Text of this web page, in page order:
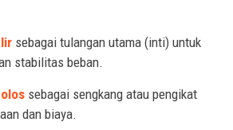
sebagai tulangan utama (inti) untuk
stabilitas beban.
sebagai sengkang atau pengikat
dan biaya.